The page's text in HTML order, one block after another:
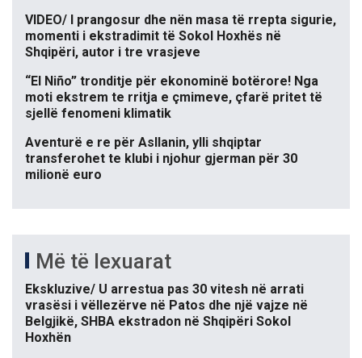
VIDEO/ I prangosur dhe nën masa të rrepta sigurie,
momenti i ekstradimit të Sokol Hoxhës në
Shqipëri, autor i tre vrasjeve
“El Niño” tronditje për ekonominë botërore! Nga
moti ekstrem te rritja e çmimeve, çfarë pritet të
sjellë fenomeni klimatik
Aventurë e re për Asllanin, ylli shqiptar
transferohet te klubi i njohur gjerman për 30
milionë euro
Më të lexuarat
Ekskluzive/ U arrestua pas 30 vitesh në arrati
vrasësi i vëllezërve në Patos dhe një vajze në
Belgjikë, SHBA ekstradon në Shqipëri Sokol
Hoxhën